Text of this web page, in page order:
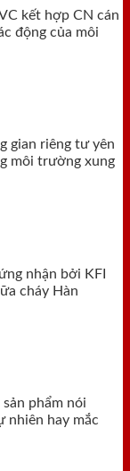
kết hợp CN cán
động của môi
gian riêng tư yên
môi trường xung
nhận bởi KFI
cháy Hàn
phẩm nói
nhiên hay mắc